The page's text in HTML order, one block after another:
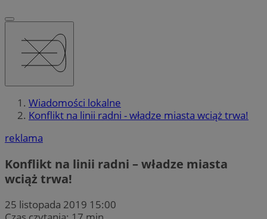
Wiadomości lokalne
Konflikt na linii radni - władze miasta wciąż trwa!
reklama
Konflikt na linii radni – władze miasta
wciąż trwa!
25 listopada 2019 15:00